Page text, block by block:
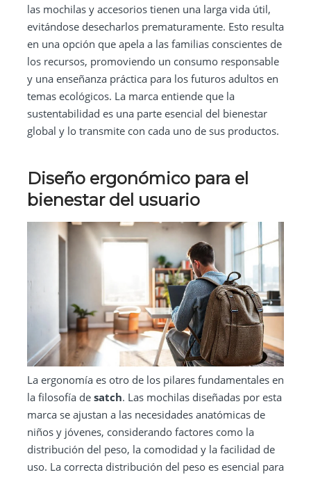
las mochilas y accesorios tienen una larga vida útil,
evitándose desecharlos prematuramente. Esto resulta
en una opción que apela a las familias conscientes de
los recursos, promoviendo un consumo responsable
y una enseñanza práctica para los futuros adultos en
temas ecológicos. La marca entiende que la
sustentabilidad es una parte esencial del bienestar
global y lo transmite con cada uno de sus productos.
Diseño ergonómico para el
bienestar del usuario
La ergonomía es otro de los pilares fundamentales en
la filosofía de satch. Las mochilas diseñadas por esta
marca se ajustan a las necesidades anatómicas de
niños y jóvenes, considerando factores como la
distribución del peso, la comodidad y la facilidad de
uso. La correcta distribución del peso es esencial para